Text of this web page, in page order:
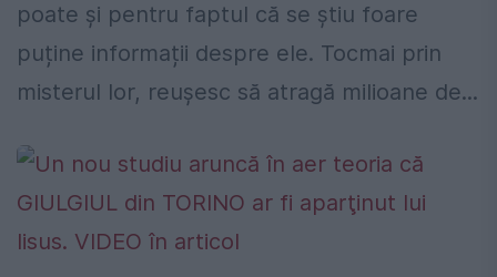
poate și pentru faptul că se știu foare
puține informații despre ele. Tocmai prin
misterul lor, reușesc să atragă milioane de...